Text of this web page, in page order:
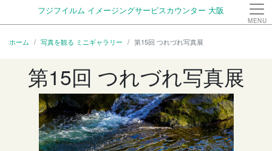
フジフイルム イメージングサービスカウンター 大阪
MENU
ホーム 写真を観る ミニギャラリー 第15回 つれづれ写真展
第15回 つれづれ写真展